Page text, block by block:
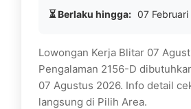
⏳ Berlaku hingga: 07 Februari
Lowongan Kerja Blitar 07
Pengalaman 2156-D
07 Agustus 2026. Info detail
langsung di Pilih Area.